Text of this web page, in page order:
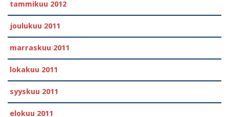
tammikuu 2012
joulukuu 2011
marraskuu 2011
lokakuu 2011
syyskuu 2011
elokuu 2011